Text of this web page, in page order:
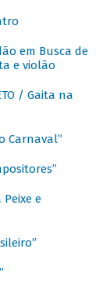
em Busca de
e violão
/ Gaita na
Carnaval”
e